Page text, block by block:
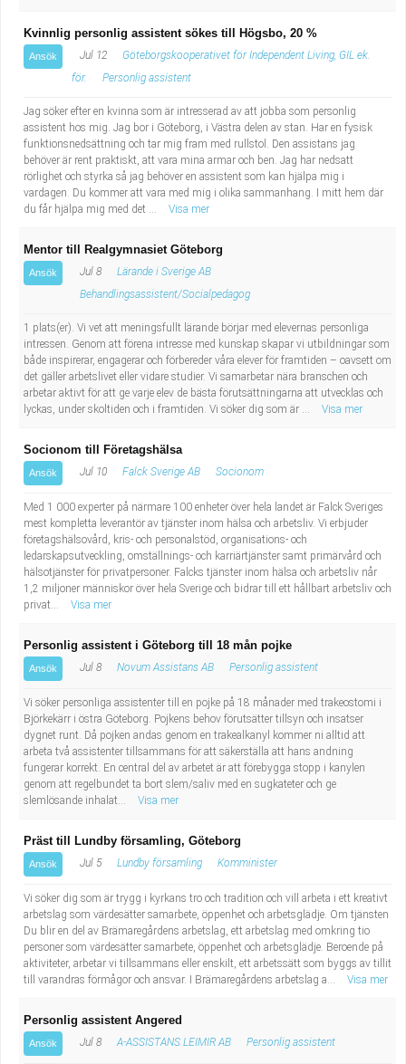
Kvinnlig personlig assistent sökes till Högsbo, 20 %
Ansök Jul 12
Göteborgskooperativet för Independent Living, GIL ek.
för.
Personlig assistent
Jag söker efter en kvinna som är intresserad av att jobba som personlig
assistent hos mig. Jag bor i Göteborg, i Västra delen av stan. Har en fysisk
funktionsnedsättning och tar mig fram med rullstol. Den assistans jag
behöver är rent praktiskt, att vara mina armar och ben. Jag har nedsatt
rörlighet och styrka så jag behöver en assistent som kan hjälpa mig i
vardagen. Du kommer att vara med mig i olika sammanhang. I mitt hem där
du får hjälpa mig med det ...
Visa mer
Mentor till Realgymnasiet Göteborg
Ansök Jul 8
Lärande i Sverige AB
Behandlingsassistent/Socialpedagog
1 plats(er). Vi vet att meningsfullt lärande börjar med elevernas personliga
intressen. Genom att förena intresse med kunskap skapar vi utbildningar som
både inspirerar, engagerar och förbereder våra elever för framtiden – oavsett om
det gäller arbetslivet eller vidare studier. Vi samarbetar nära branschen och
arbetar aktivt för att ge varje elev de bästa förutsättningarna att utvecklas och
lyckas, under skoltiden och i framtiden. Vi söker dig som är ...
Visa mer
Socionom till Företagshälsa
Ansök Jul 10 Falck Sverige AB Socionom
Med 1 000 experter på närmare 100 enheter över hela landet är Falck Sveriges
mest kompletta leverantör av tjänster inom hälsa och arbetsliv. Vi erbjuder
företagshälsovård, kris- och personalstöd, organisations- och
ledarskapsutveckling, omställnings- och karriärtjänster samt primärvård och
hälsotjänster för privatpersoner. Falcks tjänster inom hälsa och arbetsliv når
1,2 miljoner människor över hela Sverige och bidrar till ett hållbart arbetsliv och
privat...
Visa mer
Personlig assistent i Göteborg till 18 mån pojke
Ansök Jul 8 Novum Assistans AB Personlig assistent
Vi söker personliga assistenter till en pojke på 18 månader med trakeostomi i
Björkekärr i östra Göteborg. Pojkens behov förutsätter tillsyn och insatser
dygnet runt. Då pojken andas genom en trakealkanyl kommer ni alltid att
arbeta två assistenter tillsammans för att säkerställa att hans andning
fungerar korrekt. En central del av arbetet är att förebygga stopp i kanylen
genom att regelbundet ta bort slem/saliv med en sugkateter och ge
slemlösande inhalat...
Visa mer
Präst till Lundby församling, Göteborg
Ansök Jul 5 Lundby församling Komminister
Vi söker dig som är trygg i kyrkans tro och tradition och vill arbeta i ett kreativt
arbetslag som värdesätter samarbete, öppenhet och arbetsglädje. Om tjänsten
Du blir en del av Brämaregårdens arbetslag, ett arbetslag med omkring tio
personer som värdesätter samarbete, öppenhet och arbetsglädje. Beroende på
aktiviteter, arbetar vi tillsammans eller enskilt, ett arbetssätt som byggs av tillit
till varandras förmågor och ansvar. I Brämaregårdens arbetslag a...
Visa mer
Personlig assistent Angered
Ansök Jul 8 A-ASSISTANS LEIMIR AB Personlig assistent